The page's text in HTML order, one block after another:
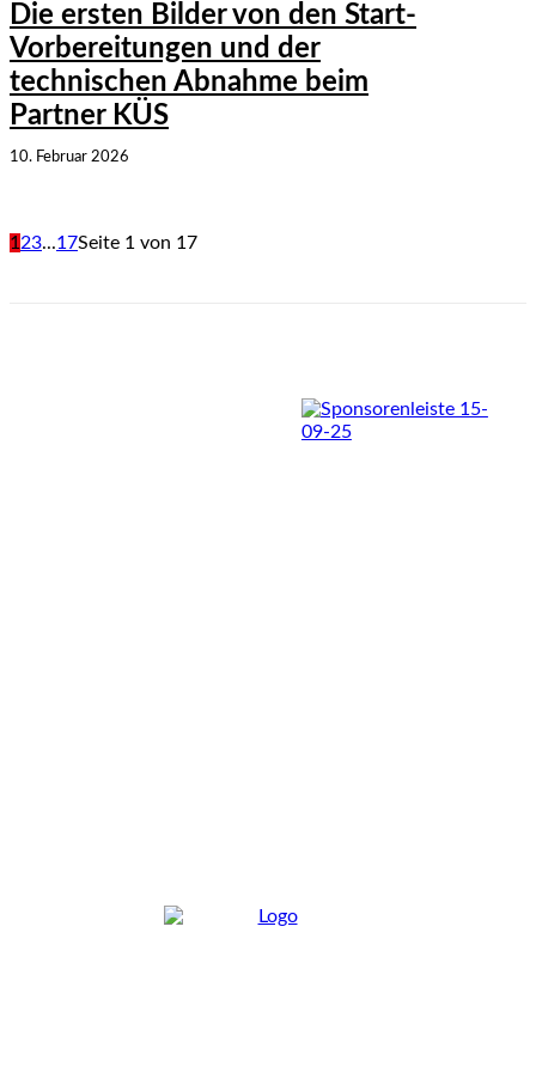
Die ersten Bilder von den Start-
Vorbereitungen und der
technischen Abnahme beim
Partner KÜS
10. Februar 2026
123...17Seite 1 von 17